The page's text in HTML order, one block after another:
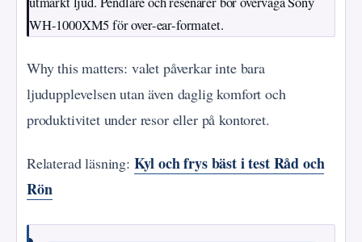
WH-1000XM5 för over-ear-formatet.
Why this matters: valet påverkar inte bara
ljudupplevelsen utan även daglig komfort och
produktivitet under resor eller på kontoret.
Relaterad läsning: Kyl och frys bäst i test Råd och
Rön